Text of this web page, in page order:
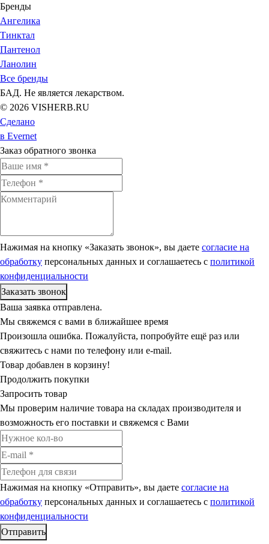
Бренды
Ангелика
Тинктал
Пантенол
Ланолин
Все бренды
БАД. Не является лекарством.
© 2026 VISHERB.RU
Сделано
в Evernet
Заказ обратного звонка
Нажимая на кнопку «Заказать звонок», вы даете согласие на
обработку персональных данных и соглашаетесь c политикой
конфиденциальности
Ваша заявка отправлена.
Мы свяжемся с вами в ближайшее время
Произошла ошибка. Пожалуйста, попробуйте ещё раз или
свяжитесь с нами по телефону или e-mail.
Товар добавлен в корзину!
Продолжить покупки
Запросить товар
Мы проверим наличие товара на складах производителя и
возможность его поставки и свяжемся с Вами
Нажимая на кнопку «Отправить», вы даете согласие на
обработку персональных данных и соглашаетесь c политикой
конфиденциальности